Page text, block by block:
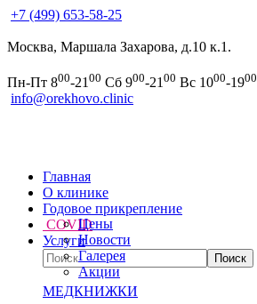
+7 (499) 653-58-25
Москва, Маршала Захарова, д.10 к.1.
Пн-Пт 800-21 00 Сб 900-21 00 Вс 1000-1900
info@orekhovo.clinic
Главная
О клинике
Цены
Новости
Галерея
Акции
Годовое прикрепление
COVID
Услуги
МЕДКНИЖКИ